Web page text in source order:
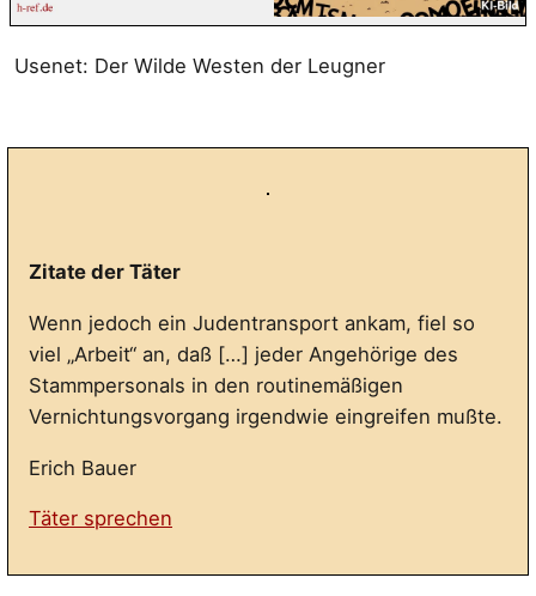
Usenet: Der Wilde Westen der Leugner
Zitate der Täter
Wenn jedoch ein Judentransport ankam, fiel so
viel „Arbeit“ an, daß […] jeder Angehörige des
Stammpersonals in den routinemäßigen
Vernichtungsvorgang irgendwie eingreifen mußte.
Erich Bauer
Täter sprechen